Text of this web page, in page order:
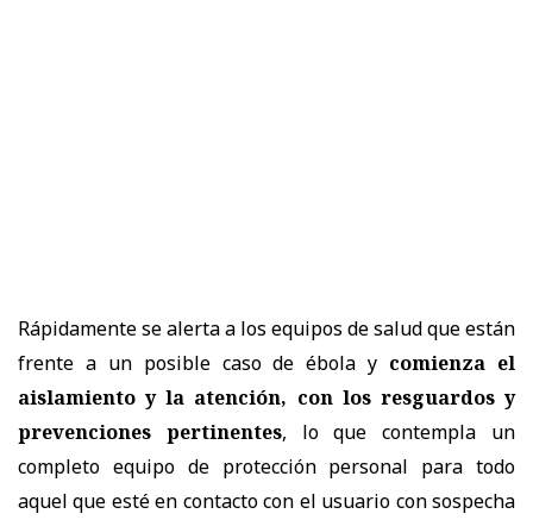
Rápidamente se alerta a los equipos de salud que están
frente a un posible caso de ébola y comienza el
aislamiento y la atención, con los resguardos y
prevenciones pertinentes, lo que contempla un
completo equipo de protección personal para todo
aquel que esté en contacto con el usuario con sospecha